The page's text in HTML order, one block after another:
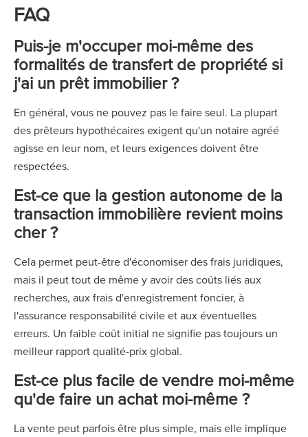
FAQ
Puis-je m'occuper moi-même des
formalités de transfert de propriété si
j'ai un prêt immobilier ?
En général, vous ne pouvez pas le faire seul. La plupart
des prêteurs hypothécaires exigent qu'un notaire agréé
agisse en leur nom, et leurs exigences doivent être
respectées.
Est-ce que la gestion autonome de la
transaction immobilière revient moins
cher ?
Cela permet peut-être d'économiser des frais juridiques,
mais il peut tout de même y avoir des coûts liés aux
recherches, aux frais d'enregistrement foncier, à
l'assurance responsabilité civile et aux éventuelles
erreurs. Un faible coût initial ne signifie pas toujours un
meilleur rapport qualité-prix global.
Est-ce plus facile de vendre moi-même
qu'de faire un achat moi-même ?
La vente peut parfois être plus simple, mais elle implique